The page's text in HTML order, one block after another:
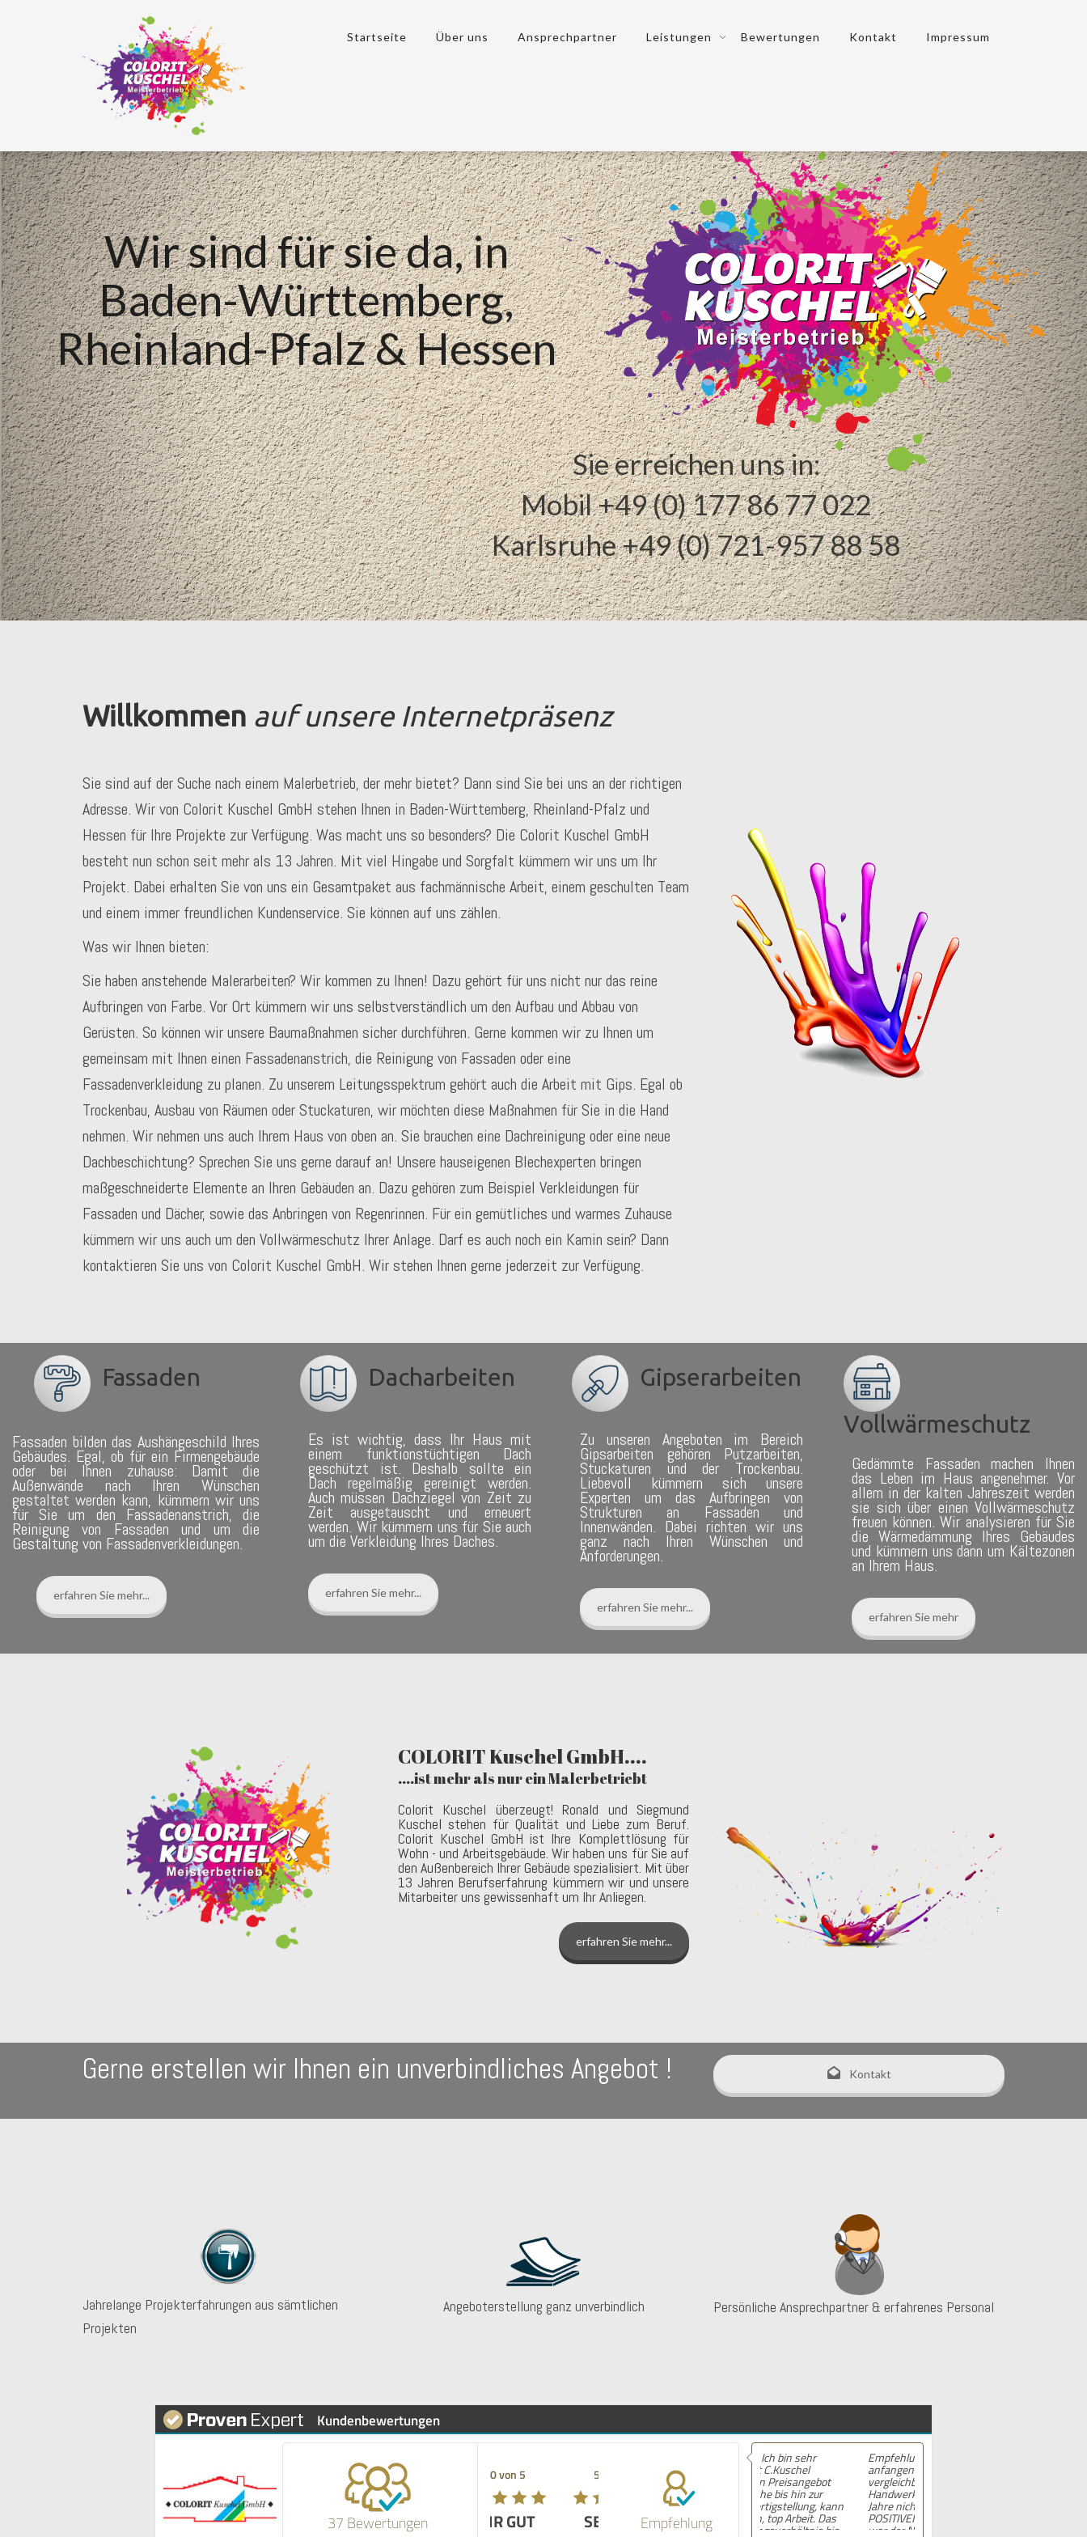
Startseite Über uns Ansprechpartner Leistungen Bewertungen Kontakt Impressum
Wir sind für sie da, in
Baden-Württemberg,
Rheinland-Pfalz & Hessen
Sie erreichen uns in:
Mobil +49 (0) 177 86 77 022
Karlsruhe +49 (0) 721-957 88 58
Willkommen auf unsere Internetpräsenz
Sie sind auf der Suche nach einem Malerbetrieb, der mehr bietet? Dann sind Sie bei uns an der richtigen
Adresse. Wir von Colorit Kuschel GmbH stehen Ihnen in Baden-Württemberg, Rheinland-Pfalz und
Hessen für Ihre Projekte zur Verfügung. Was macht uns so besonders? Die Colorit Kuschel GmbH
besteht nun schon seit mehr als 13 Jahren. Mit viel Hingabe und Sorgfalt kümmern wir uns um Ihr
Projekt. Dabei erhalten Sie von uns ein Gesamtpaket aus fachmännische Arbeit, einem geschulten Team
und einem immer freundlichen Kundenservice. Sie können auf uns zählen.
Was wir Ihnen bieten:
Sie haben anstehende Malerarbeiten? Wir kommen zu Ihnen! Dazu gehört für uns nicht nur das reine
Aufbringen von Farbe. Vor Ort kümmern wir uns selbstverständlich um den Aufbau und Abbau von
Gerüsten. So können wir unsere Baumaßnahmen sicher durchführen. Gerne kommen wir zu Ihnen um
gemeinsam mit Ihnen einen Fassadenanstrich, die Reinigung von Fassaden oder eine
Fassadenverkleidung zu planen. Zu unserem Leitungsspektrum gehört auch die Arbeit mit Gips. Egal ob
Trockenbau, Ausbau von Räumen oder Stuckaturen, wir möchten diese Maßnahmen für Sie in die Hand
nehmen. Wir nehmen uns auch Ihrem Haus von oben an. Sie brauchen eine Dachreinigung oder eine neue
Dachbeschichtung? Sprechen Sie uns gerne darauf an! Unsere hauseigenen Blechexperten bringen
maßgeschneiderte Elemente an Ihren Gebäuden an. Dazu gehören zum Beispiel Verkleidungen für
Fassaden und Dächer, sowie das Anbringen von Regenrinnen. Für ein gemütliches und warmes Zuhause
kümmern wir uns auch um den Vollwärmeschutz Ihrer Anlage. Darf es auch noch ein Kamin sein? Dann
kontaktieren Sie uns von Colorit Kuschel GmbH. Wir stehen Ihnen gerne jederzeit zur Verfügung.
Fassaden
Fassaden bilden das Aushängeschild Ihres
Gebäudes. Egal, ob für ein Firmengebäude
oder bei Ihnen zuhause: Damit die
Außenwände nach Ihren Wünschen
gestaltet werden kann, kümmern wir uns
für Sie um den Fassadenanstrich, die
Reinigung von Fassaden und um die
Gestaltung von Fassadenverkleidungen.
erfahren Sie mehr...
Dacharbeiten
Es ist wichtig, dass Ihr Haus mit
einem funktionstüchtigen Dach
geschützt ist. Deshalb sollte ein
Dach regelmäßig gereinigt werden.
Auch müssen Dachziegel von Zeit zu
Zeit ausgetauscht und erneuert
werden. Wir kümmern uns für Sie auch
um die Verkleidung Ihres Daches.
erfahren Sie mehr...
Gipserarbeiten
Zu unseren Angeboten im Bereich
Gipsarbeiten gehören Putzarbeiten,
Stuckaturen und der Trockenbau.
Liebevoll kümmern sich unsere
Experten um das Aufbringen von
Strukturen an Fassaden und
Innenwänden. Dabei richten wir uns
ganz nach Ihren Wünschen und
Anforderungen.
erfahren Sie mehr...
Vollwärmeschutz
Gedämmte Fassaden machen Ihnen
das Leben im Haus angenehmer. Vor
allem in der kalten Jahreszeit werden
sie sich über einen Vollwärmeschutz
freuen können. Wir analysieren für Sie
die Wärmedämmung Ihres Gebäudes
und kümmern uns dann um Kältezonen
an Ihrem Haus.
erfahren Sie mehr
COLORIT Kuschel GmbH....
....ist mehr als nur ein Malerbetriebt
Colorit Kuschel überzeugt! Ronald und Siegmund
Kuschel stehen für Qualität und Liebe zum Beruf.
Colorit Kuschel GmbH ist Ihre Komplettlösung für
Wohn - und Arbeitsgebäude. Wir haben uns für Sie auf
den Außenbereich Ihrer Gebäude spezialisiert. Mit über
13 Jahren Berufserfahrung kümmern wir und unsere
Mitarbeiter uns gewissenhaft um Ihr Anliegen.
erfahren Sie mehr...
Gerne erstellen wir Ihnen ein unverbindliches Angebot ! Kontakt
Jahrelange Projekterfahrungen aus sämtlichen
Projekten
Angeboterstellung ganz unverbindlich Persönliche Ansprechpartner & erfahrenes Personal
Kundenbewertungen
37 Bewertungen
5.00 von 5
SEHR GUT Empfehlung
Empfehlung! Wo sollen wir
anfangen? Kurz vorab:
vergleichbares haben wir mit
Handwerkern die letzten 15
Jahre nicht erlebt - IM
POSITIVEN SINNE! Unser Projekt
war der Neuanstrich der